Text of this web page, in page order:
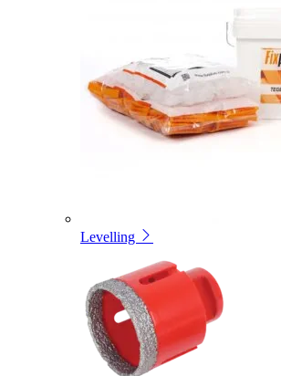
Levelling